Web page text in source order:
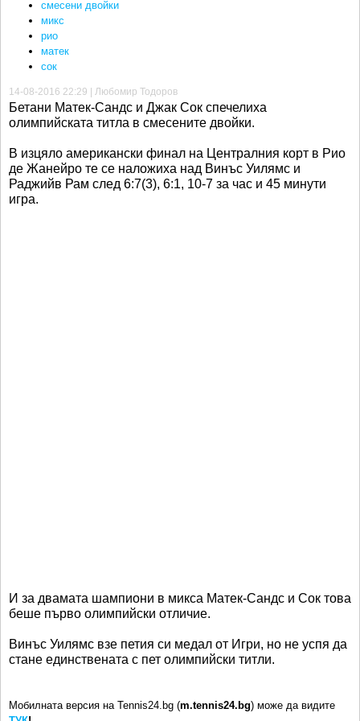
смесени двойки
микс
рио
матек
сок
14-08-2016 22:29 | Любомир Тодоров
Бетани Матек-Сандс и Джак Сок спечелиха
олимпийската титла в смесените двойки.
В изцяло американски финал на Централния корт в Рио
де Жанейро те се наложиха над Винъс Уилямс и
Раджийв Рам след 6:7(3), 6:1, 10-7 за час и 45 минути
игра.
И за двамата шампиони в микса Матек-Сандс и Сок това
беше първо олимпийски отличие.
Винъс Уилямс взе петия си медал от Игри, но не успя да
стане единствената с пет олимпийски титли.
Мобилната версия на Tennis24.bg (m.tennis24.bg) може да видите